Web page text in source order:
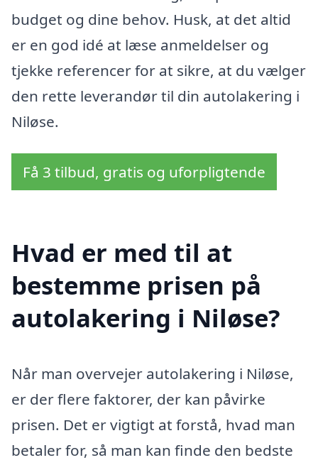
budget og dine behov. Husk, at det altid
er en god idé at læse anmeldelser og
tjekke referencer for at sikre, at du vælger
den rette leverandør til din autolakering i
Niløse.
Få 3 tilbud, gratis og uforpligtende
Hvad er med til at
bestemme prisen på
autolakering i Niløse?
Når man overvejer autolakering i Niløse,
er der flere faktorer, der kan påvirke
prisen. Det er vigtigt at forstå, hvad man
betaler for, så man kan finde den bedste